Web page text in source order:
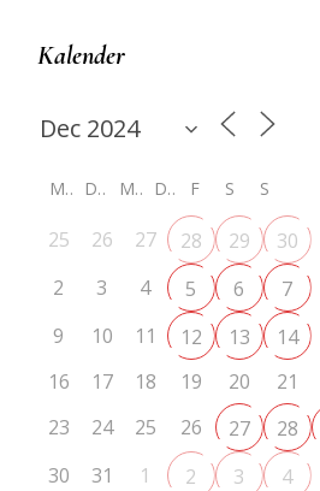
Kalender
M D M D F S S
25 26 27 28 29 30
2
3 4 5 6 7
9
10 11 12 13 14
16
17 18 19 20 21
23
24 25 26 27 28
30
31 1 2 3 4